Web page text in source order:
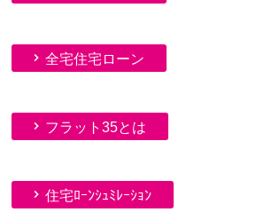
全宅住宅ローン
フラット35とは
住宅ﾛｰﾝｼｭﾐﾚｰｼｮﾝ